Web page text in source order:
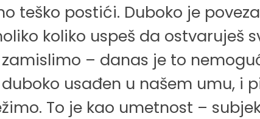
teško postići. Duboko je
koliko uspeš da ostvaruješ
– danas je to
usađen u našem umu, i
To je kao umetnost –